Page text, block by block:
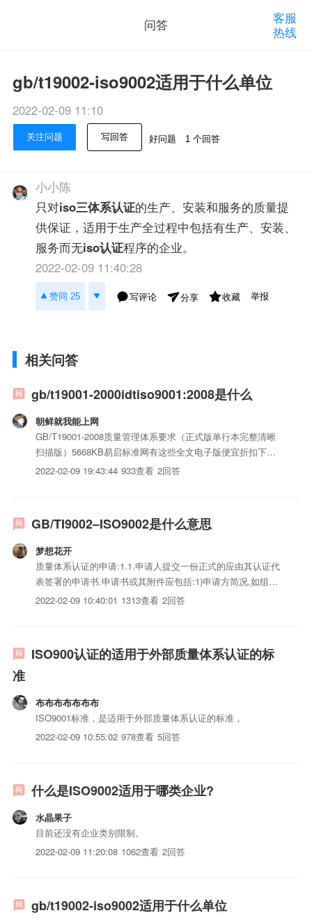
问答
客服
热线
gb/t19002-iso9002适用于什么单位
2022-02-09 11:10
关注问题 写回答 好问题 1 个回答
小小陈
只对iso三体系认证的生产、安装和服务的质量提
供保证，适用于生产全过程中包括有生产、安装、
服务而无iso认证程序的企业。
2022-02-09 11:40:28
赞同 25 写评论 分享 收藏 举报
相关问答
gb/t19001-2000idtiso9001:2008是什么
朝鲜就我能上网
GB/T19001-2008质量管理体系要求（正式版单行本完整清晰
扫描版）5668KB易启标准网有这些全文电子版便宜折扣下载
的.下载方法,先在百度搜索到易启标准网,打开网站后便宜折扣
2022-02-09 19:43:44 933查看 2回答
GB/TI9002–ISO9002是什么意思
梦想花开
质量体系认证的申请:1.1.申请人提交一份正式的应由其认证代
表签署的申请书.申请书或其附件应包括:1)申请方简况,如组织
的性质、iso认证流程建议、地址、法律地位、以及有关人力
2022-02-09 10:40:01 1313查看 2回答
ISO900认证的适用于外部质量体系认证的标
准
布布布布布布布
ISO9001标准，是适用于外部质量体系认证的标准，
2022-02-09 10:55:02 978查看 5回答
什么是ISO9002适用于哪类企业?
水晶果子
目前还没有企业类别限制。
2022-02-09 11:20:08 1062查看 2回答
gb/t19002-iso9002适用于什么单位